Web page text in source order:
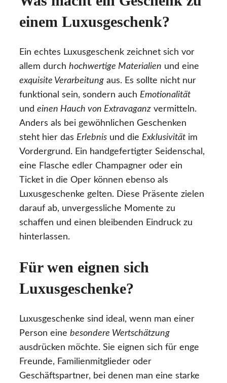
einem Luxusgeschenk?
Ein echtes Luxusgeschenk zeichnet sich vor
allem durch hochwertige Materialien und eine
exquisite Verarbeitung aus. Es sollte nicht nur
funktional sein, sondern auch Emotionalität
und einen Hauch von Extravaganz vermitteln.
Anders als bei gewöhnlichen Geschenken
steht hier das Erlebnis und die Exklusivität im
Vordergrund. Ein handgefertigter Seidenschal,
eine Flasche edler Champagner oder ein
Ticket in die Oper können ebenso als
Luxusgeschenke gelten. Diese Präsente zielen
darauf ab, unvergessliche Momente zu
schaffen und einen bleibenden Eindruck zu
hinterlassen.
Für wen eignen sich
Luxusgeschenke?
Luxusgeschenke sind ideal, wenn man einer
Person eine besondere Wertschätzung
ausdrücken möchte. Sie eignen sich für enge
Freunde, Familienmitglieder oder
Geschäftspartner, bei denen man eine starke